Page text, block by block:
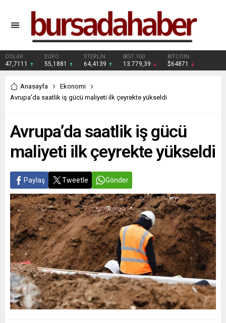
DOLAR
47,7111
EURO
55,1881
STERLİN
64,4139
BIST 100
13.779,39
BITCOIN
$64871
Anasayfa
Ekonomi
Avrupa’da saatlik iş gücü maliyeti ilk çeyrekte yükseldi
Avrupa’da saatlik iş gücü
maliyeti ilk çeyrekte yükseldi
Paylaş Tweetle Gönder